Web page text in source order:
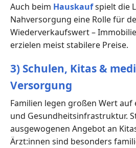
Auch beim Hauskaufspielt die
Nahversorgung eine Rolle für
Wiederverkaufswert –
erzielen meist stabilere Preise.
3) Schulen, Kitas &
Versorgung
Familien legen großen Wert auf
und Gesundheitsinfrastruktur.
ausgewogenen Angebot an
Ärzt:innen sind besonders